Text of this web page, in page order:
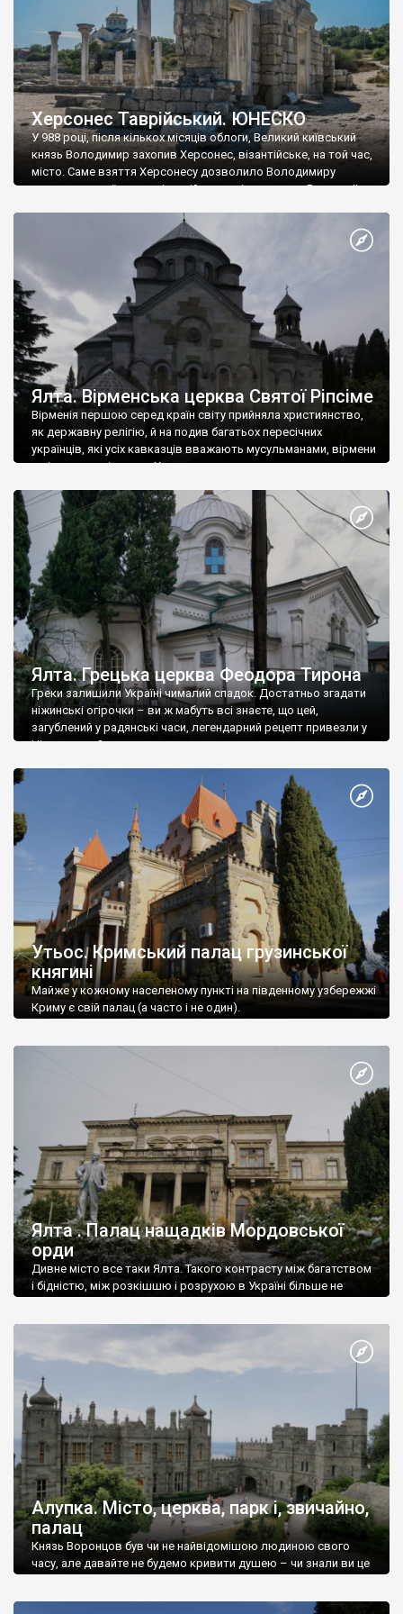
Херсонес Таврійський. ЮНЕСКО
У 988 році, після кількох місяців облоги, Великий київський
князь Володимир захопив Херсонес, візантійське, на той час,
місто. Саме взяття Херсонесу дозволило Володимиру
диктувати свої умови візантійському імператору Василю ІІ, та
Херсонесі Володимир-язичник, став Василем-християнином.
А потім було Хрещення Русі. На честь Херсонесу Таврійського
Ялта. Вірменська церква Святої Ріпсіме
Вірменія першою серед країн світу прийняла християнство,
як державну релігію, й на подив багатьох пересічних
українців, які усіх кавказців вважають мусульманами, вірмени
є відданими вірянами Христа
Ялта. Грецька церква Феодора Тирона
Греки залишили Україні чималий спадок. Достатньо згадати
ніжинські огірочки – ви ж мабуть всі знаєте, що цей,
загублений у радянські часи, легендарний рецепт привезли у
Ніжин греки?
Утьос. Кримський палац грузинської
княгині
Майже у кожному населеному пункті на південному узбережжі
Криму є свій палац (а часто і не один).
Ялта . Палац нащадків Мордовської
орди
Дивне місто все таки Ялта. Такого контрасту між багатством
і бідністю, між розкішшю і розрухою в Україні більше не
Алупка. Місто, церква, парк і, звичайно,
палац
Князь Воронцов був чи не найвідомішою людиною свого
часу, але давайте не будемо кривити душею – чи знали ви це